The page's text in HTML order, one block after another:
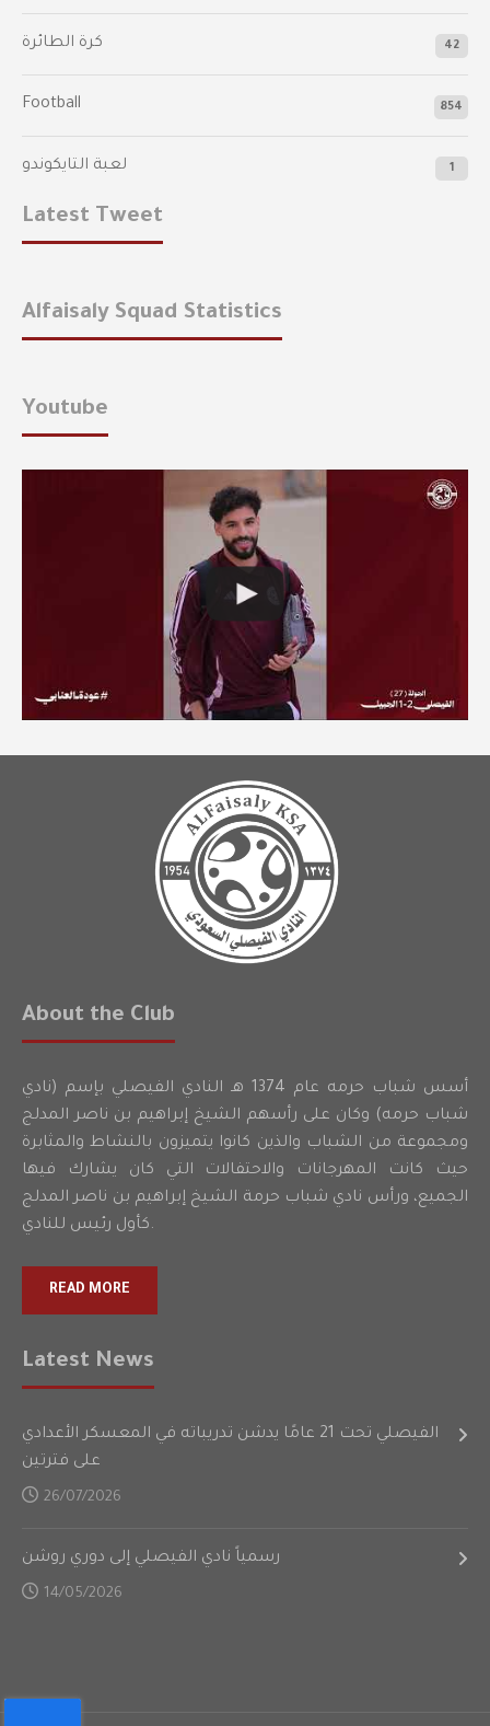
كرة الطائرة 42
Football 854
لعبة التايكوندو 1
Latest Tweet
Alfaisaly Squad Statistics
Youtube
About the Club
أسس شباب حرمه عام 1374 هـ النادي الفيصلي بإسم (نادي
شباب حرمه) وكان على رأسهم الشيخ إبراهيم بن ناصر المدلج
ومجموعة من الشباب والذين كانوا يتميزون بالنشاط والمثابرة
حيث كانت المهرجانات والاحتفالات التي كان يشارك فيها
الجميع، ورأس نادي شباب حرمة الشيخ إبراهيم بن ناصر المدلج
كأول رئيس للنادي.
READ MORE
Latest News
الفيصلي تحت 21 عامًا يدشن تدريباته في المعسكر الأعدادي
على فترتين
26/07/2026
رسمياً نادي الفيصلي إلى دوري روشن
14/05/2026